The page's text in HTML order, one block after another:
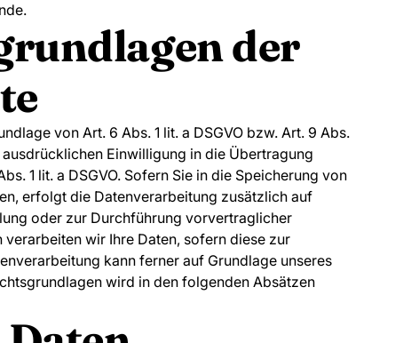
der
von Art. 6 Abs. 1 lit. a DSGVO bzw. Art. 9 Abs.
Einwilligung in die Übertragung
1 lit. a DSGVO. Sofern Sie in die Speicherung von
erfolgt die Datenverarbeitung zusätzlich auf
oder zur Durchführung vorvertraglicher
verarbeiten wir Ihre Daten, sofern diese zur
kann ferner auf Grundlage unseres
wird in den folgenden Absätzen